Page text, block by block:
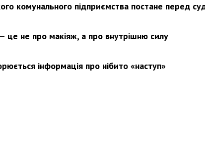
комунального підприємства постане перед
це не про макіяж, а про внутрішню силу
інформація про нібито «наступ»